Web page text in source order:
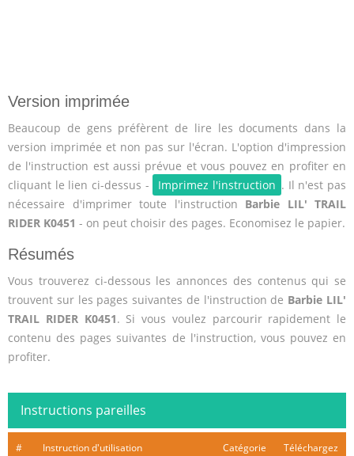
Version imprimée
Beaucoup de gens préfèrent de lire les documents dans la
version imprimée et non pas sur l'écran. L'option d'impression
de l'instruction est aussi prévue et vous pouvez en profiter en
cliquant le lien ci-dessus -
Imprimez l'instruction . Il n'est pas
nécessaire d'imprimer toute l'instruction Barbie LIL' TRAIL
RIDER K0451 - on peut choisir des pages. Economisez le papier.
Résumés
Vous trouverez ci-dessous les annonces des contenus qui se
trouvent sur les pages suivantes de l'instruction de Barbie LIL'
TRAIL RIDER K0451. Si vous voulez parcourir rapidement le
contenu des pages suivantes de l'instruction, vous pouvez en
profiter.
Instructions pareilles
# Instruction d'utilisation Catégorie Téléchargez